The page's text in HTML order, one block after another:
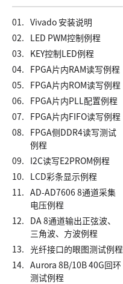
01.
Vivado 安装说明
02.
LED PWM控制例程
03.
KEY控制LED例程
04.
FPGA片内RAM读写例程
05.
FPGA片内ROM读写例程
06.
FPGA片内PLL配置例程
07.
FPGA片内FIFO读写例程
08.
FPGA侧DDR4读写测试
例程
09.
I2C读写E2PROM例程
10.
LCD彩条显示例程
11.
AD-AD7606 8通道采集
电压例程
12.
DA 8通道输出正弦波、
三角波、方波例程
13.
光纤接口的眼图测试例程
14.
Aurora 8B/10B 40G回环
测试例程